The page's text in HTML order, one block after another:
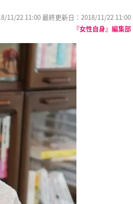
11/22 11:00 最終更新日：2018/11/22 11:00
『女性自身』編集部